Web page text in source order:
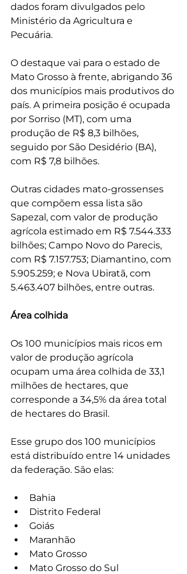
dados foram divulgados pelo
Ministério da Agricultura e
Pecuária.
O destaque vai para o estado de
Mato Grosso à frente, abrigando 36
dos municípios mais produtivos do
país. A primeira posição é ocupada
por Sorriso (MT), com uma
produção de R$ 8,3 bilhões,
seguido por São Desidério (BA),
com R$ 7,8 bilhões.
Outras cidades mato-grossenses
que compõem essa lista são
Sapezal, com valor de produção
agrícola estimado em R$ 7.544.333
bilhões; Campo Novo do Parecis,
com R$ 7.157.753; Diamantino, com
5.905.259; e Nova Ubiratã, com
5.463.407 bilhões, entre outras.
Área colhida
Os 100 municípios mais ricos em
valor de produção agrícola
ocupam uma área colhida de 33,1
milhões de hectares, que
corresponde a 34,5% da área total
de hectares do Brasil.
Esse grupo dos 100 municípios
está distribuído entre 14 unidades
da federação. São elas:
Bahia
Distrito Federal
Goiás
Maranhão
Mato Grosso
Mato Grosso do Sul